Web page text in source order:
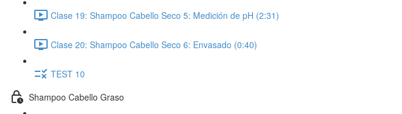
Clase 19: Shampoo Cabello Seco 5: Medición de pH (2:31)
Clase 20: Shampoo Cabello Seco 6: Envasado (0:40)
TEST 10
Shampoo Cabello Graso